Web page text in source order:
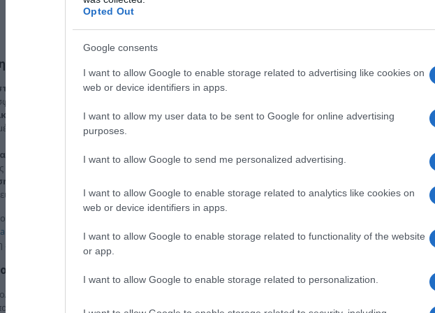
Opted Out
Google consents
I want to allow Google to enable storage related to advertising like cookies on
web or device identifiers in apps.
I want to allow my user data to be sent to Google for online advertising
purposes.
I want to allow Google to send me personalized advertising.
I want to allow Google to enable storage related to analytics like cookies on
web or device identifiers in apps.
I want to allow Google to enable storage related to functionality of the website
or app.
I want to allow Google to enable storage related to personalization.
της υπηρεσίας περιλαμβάνουν:
τιμή για 10 χρόνια:Σταθερή, συμφωνημένη τιμή χρέωσης για την παραγόμενη
απόλυτη προβλεψιμότητα στα εταιρικά έξοδα.
Η ΔΕΗ αναλαμβάνει τη διαχείριση κάθε σταδίου της διαδικασίας, από τη μελέτη και
τη συνεχή συντήρηση και την τεχνική υποστήριξη, εξασφαλίζοντας απρόσκοπτη
αποτυπώματος:
Άμεση μείωση των εκπομπών διοξειδίου του άνθρακα της
το προφίλ βιωσιμότητας της.
της επιχείρησης.
να επισκεφθούν τις σελίδες
(για επιχειρήσεις), να συμπληρώσουν τη φόρμα εκδήλωσης ενδιαφέροντος και να
εξατομικευμένη πρόταση.
με το ΔΕΗ myEnergy Coach
συνδέονται άμεσα με την ψηφιακή πλατφόρμα
να παρακολουθούν σε πραγματικό χρόνο την παραγωγή του φωτοβολταϊκού τους,
ΥΠΕΞ!